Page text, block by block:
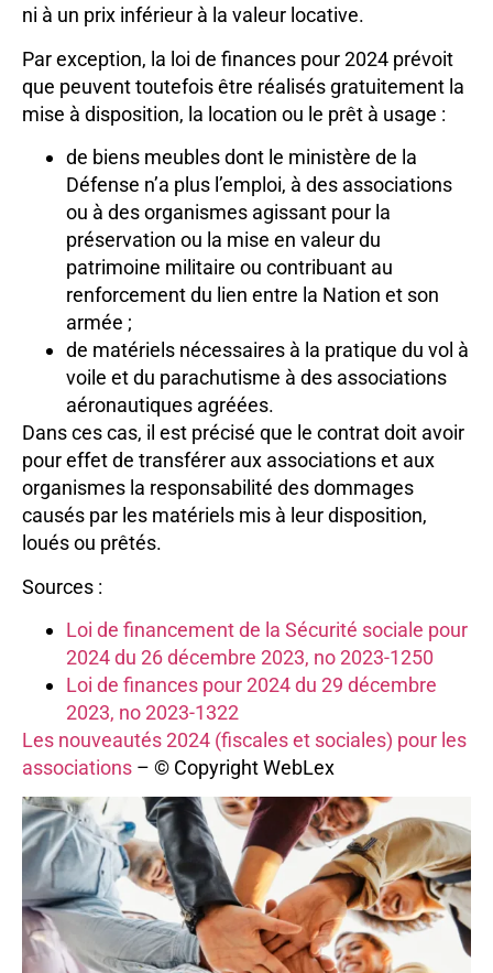
ni à un prix inférieur à la valeur locative.
Par exception, la loi de finances pour 2024 prévoit
que peuvent toutefois être réalisés gratuitement la
mise à disposition, la location ou le prêt à usage :
de biens meubles dont le ministère de la
Défense n’a plus l’emploi, à des associations
ou à des organismes agissant pour la
préservation ou la mise en valeur du
patrimoine militaire ou contribuant au
renforcement du lien entre la Nation et son
armée ;
de matériels nécessaires à la pratique du vol à
voile et du parachutisme à des associations
aéronautiques agréées.
Dans ces cas, il est précisé que le contrat doit avoir
pour effet de transférer aux associations et aux
organismes la responsabilité des dommages
causés par les matériels mis à leur disposition,
loués ou prêtés.
Sources :
Loi de financement de la Sécurité sociale pour
2024 du 26 décembre 2023, no 2023-1250
Loi de finances pour 2024 du 29 décembre
2023, no 2023-1322
Les nouveautés 2024 (fiscales et sociales) pour les
associations – © Copyright WebLex